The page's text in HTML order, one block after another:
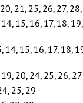
21, 25, 26, 27,
15, 16, 17, 18,
14, 15, 16, 17, 18,
20, 24, 25, 26, 27
25, 29